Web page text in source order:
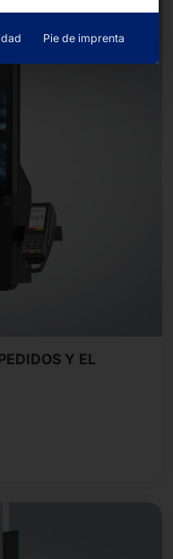
Y EL
Pie de imprenta